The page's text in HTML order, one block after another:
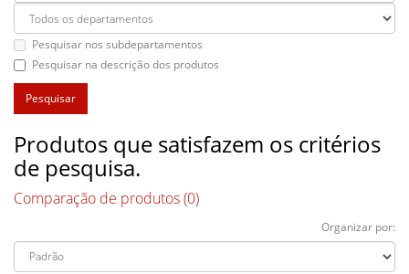
Pesquisar nos subdepartamentos
Pesquisar na descrição dos produtos
Produtos que satisfazem os critérios
de pesquisa.
Comparação de produtos (0)
Organizar por: